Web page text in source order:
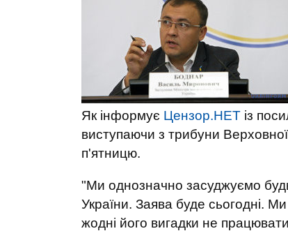
Як інформує Цензор.НЕТ із
виступаючи з трибуни
п'ятницю.
"Ми однозначно засуджуємо
України. Заява буде сьогодні.
жодні його вигадки не